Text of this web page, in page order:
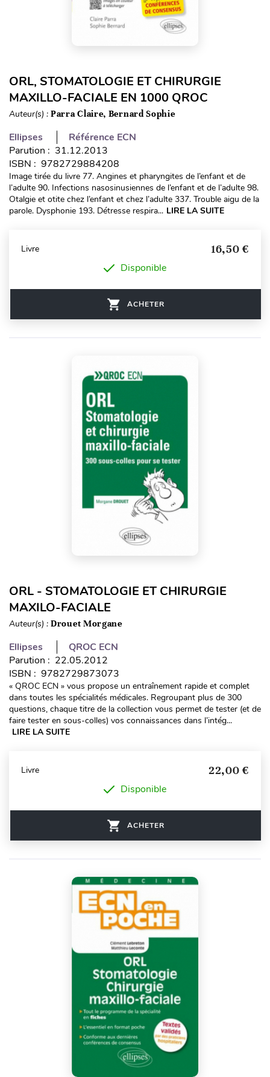
ORL, STOMATOLOGIE ET CHIRURGIE
MAXILLO-FACIALE EN 1000 QROC
Auteur(s) : Parra Claire, Bernard Sophie
Ellipses
Référence ECN
Parution : 31.12.2013
ISBN : 9782729884208
Image tirée du livre 77. Angines et pharyngites de l’enfant et de
l’adulte 90. Infections nasosinusiennes de l’enfant et de l’adulte 98.
Otalgie et otite chez l’enfant et chez l’adulte 337. Trouble aigu de la
parole. Dysphonie 193. Détresse respira... LIRE LA SUITE
Livre 16,50 €
Disponible
ACHETER
ORL - STOMATOLOGIE ET CHIRURGIE
MAXILO-FACIALE
Auteur(s) : Drouet Morgane
Ellipses
QROC ECN
Parution : 22.05.2012
ISBN : 9782729873073
« QROC ECN » vous propose un entraînement rapide et complet
dans toutes les spécialités médicales. Regroupant plus de 300
questions, chaque titre de la collection vous permet de tester (et de
faire tester en sous-colles) vos connaissances dans l’intég...
LIRE LA SUITE
Livre 22,00 €
Disponible
ACHETER